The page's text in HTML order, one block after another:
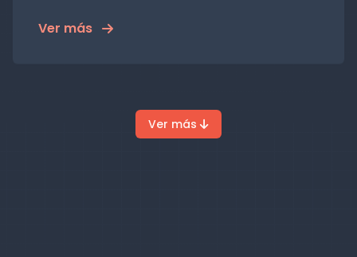
Ver más
Ver más